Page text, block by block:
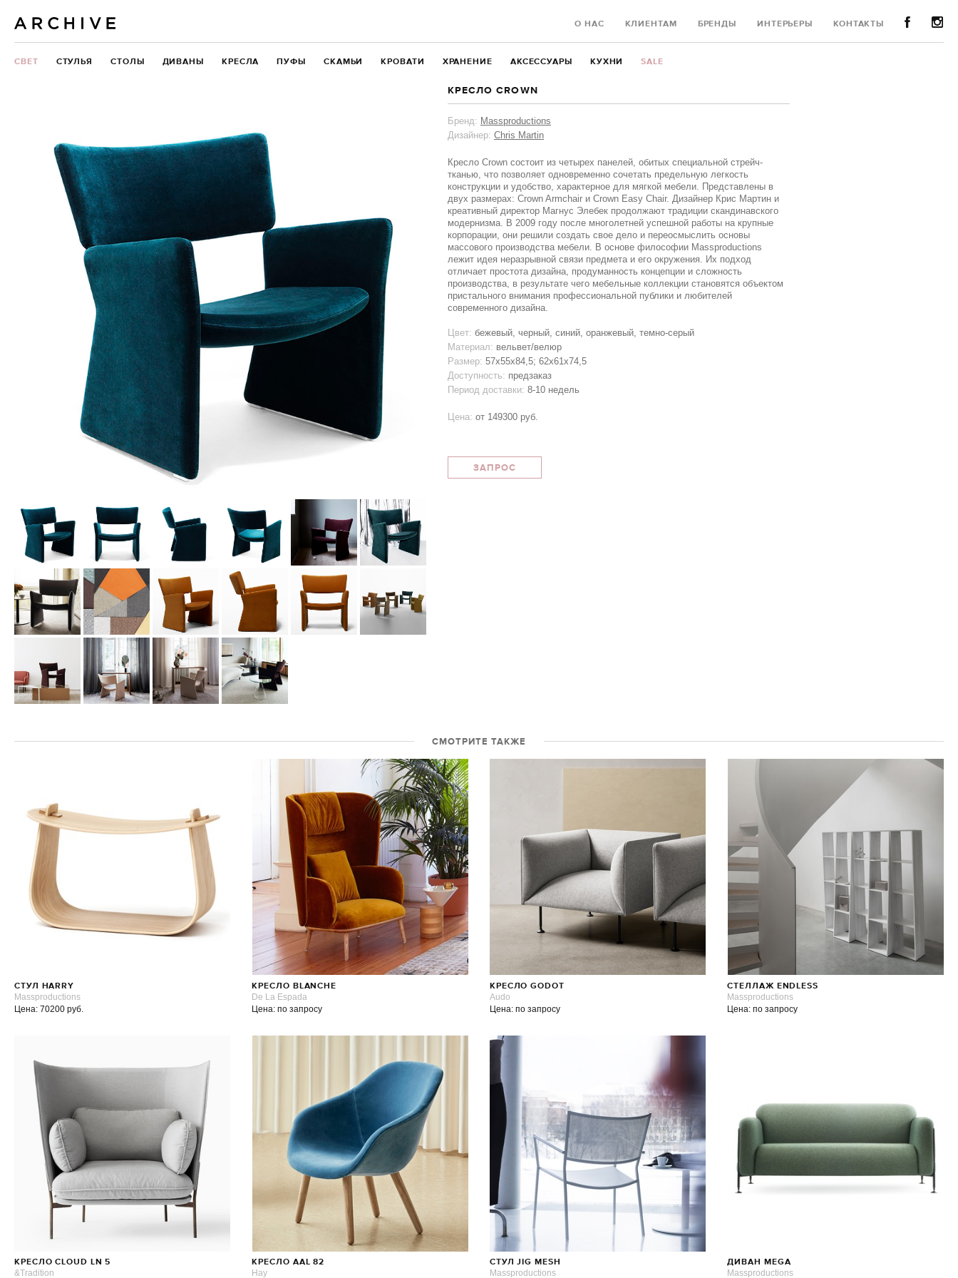
СВЕТ СТУЛЬЯ СТОЛЫ ДИВАНЫ КРЕСЛА ПУФЫ СКАМЬИ КРОВАТИ ХРАНЕНИЕ АКСЕССУАРЫ КУХНИ SALE
О НАС КЛИЕНТАМ БРЕНДЫ ИНТЕРЬЕРЫ КОНТАКТЫ
КРЕСЛО CROWN
Бренд: Massproductions
Дизайнер: Chris Martin
Кресло Crown состоит из четырех панелей, обитых специальной стрейч-
тканью, что позволяет одновременно сочетать предельную легкость
конструкции и удобство, характерное для мягкой мебели. Представлены в
двух размерах: Crown Armchair и Crown Easy Chair. Дизайнер Крис Мартин и
креативный директор Магнус Элебек продолжают традиции скандинавского
модернизма. В 2009 году после многолетней успешной работы на крупные
корпорации, они решили создать свое дело и переосмыслить основы
массового производства мебели. В основе философии Massproductions
лежит идея неразрывной связи предмета и его окружения. Их подход
отличает простота дизайна, продуманность концепции и сложность
производства, в результате чего мебельные коллекции становятся объектом
пристального внимания профессиональной публики и любителей
современного дизайна.
Цвет: бежевый, черный, синий, оранжевый, темно-серый
Материал: вельвет/велюр
Размер: 57х55х84,5; 62х61х74,5
Доступность: предзаказ
Период доставки: 8-10 недель
Цена: от 149300 руб.
ЗАПРОС
СМОТРИТЕ ТАКЖЕ
СТУЛ HARRY
Massproductions
Цена: 70200 руб.
КРЕСЛО BLANCHE
De La Espada
Цена: по запросу
КРЕСЛО GODOT
Audo
Цена: по запросу
СТЕЛЛАЖ ENDLESS
Massproductions
Цена: по запросу
КРЕСЛО CLOUD LN 5
&Tradition
КРЕСЛО AAL 82
Hay
СТУЛ JIG MESH
Massproductions
ДИВАН MEGA
Massproductions